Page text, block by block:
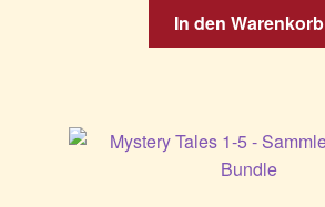
In den Warenkorb